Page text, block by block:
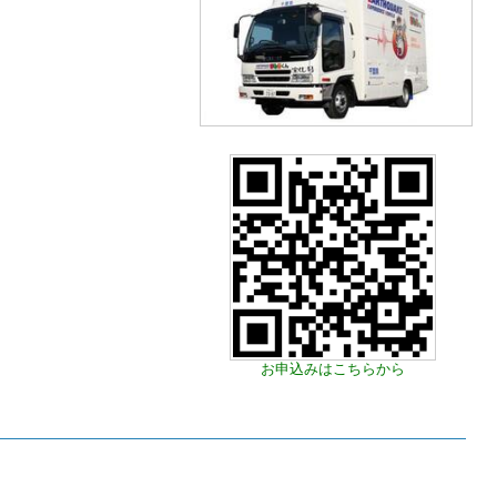
お申込みはこちらから